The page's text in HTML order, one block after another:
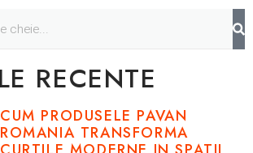
RECENTE
CUM PRODUSELE PAVAN
ROMANIA TRANSFORMA